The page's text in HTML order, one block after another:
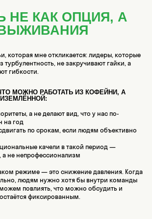
НЕ КАК ОПЦИЯ, А
которая мне откликается: лидеры, которые
турбулентность, не закручивают гайки, а
гибкости.
МОЖНО РАБОТАТЬ ИЗ КОФЕЙНИ, А
а не делают вид, что у нас по-
на год
по срокам, если людям объективно
качели в такой период —
а не непрофессионализм
режиме — это снижение давления. Когда
людям нужно хотя бы внутри команды
повлиять, что можно обсудить и
фиксированным.